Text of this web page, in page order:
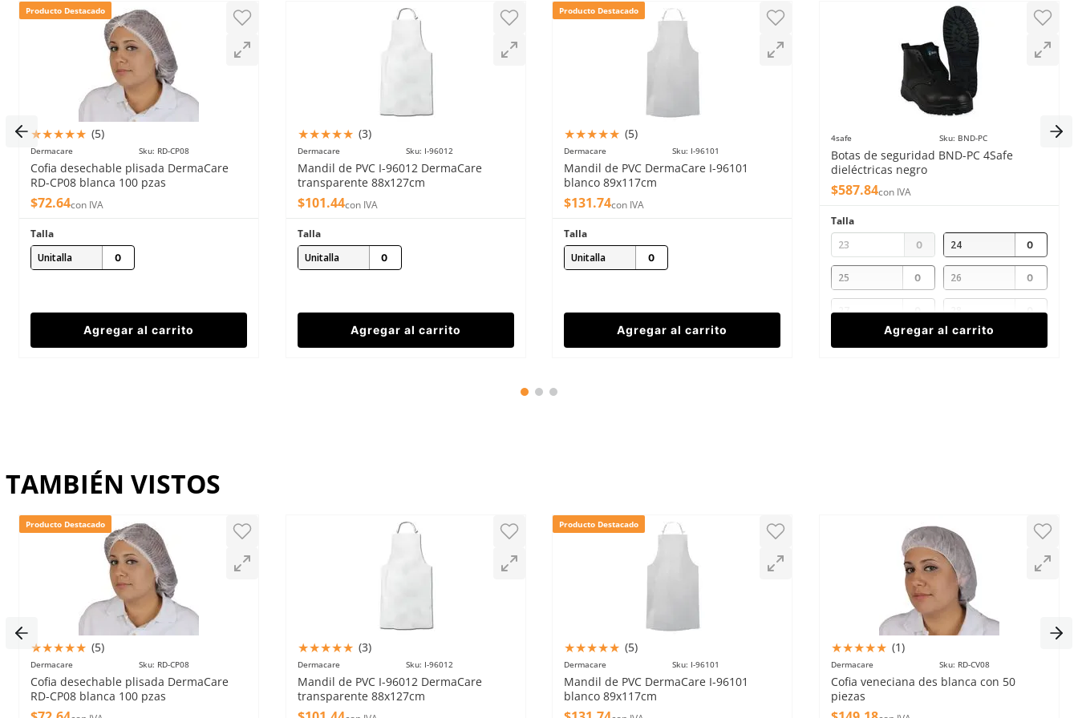
Enviar comentario
Producto Destacado
★★★★★ (5)
Dermacare Sku: RD-CP08
Cofia desechable plisada DermaCare
RD-CP08 blanca 100 pzas
$72.64con IVA
Talla
Unitalla
Agregar al carrito
★★★★★ (3)
Dermacare Sku: I-96012
Mandil de PVC I-96012 DermaCare
transparente 88x127cm
$101.44con IVA
Talla
Unitalla
Agregar al carrito
Producto Destacado
★★★★★ (5)
Dermacare Sku: I-96101
Mandil de PVC DermaCare I-96101
blanco 89x117cm
$131.74con IVA
Talla
Unitalla
Agregar al carrito
4safe Sku: BND-PC
Botas de seguridad BND-PC 4Safe
dieléctricas negro
$587.84con IVA
Talla
23
24
25 26
27 28
Agregar al carrito
TAMBIÉN VISTOS
Producto Destacado
★★★★★ (5)
Dermacare Sku: RD-CP08
Cofia desechable plisada DermaCare
RD-CP08 blanca 100 pzas
★★★★★ (3)
Dermacare Sku: I-96012
Mandil de PVC I-96012 DermaCare
transparente 88x127cm
Producto Destacado
★★★★★ (5)
Dermacare Sku: I-96101
Mandil de PVC DermaCare I-96101
blanco 89x117cm
★★★★★ (1)
Dermacare Sku: RD-CV08
Cofia veneciana des blanca con 50
piezas